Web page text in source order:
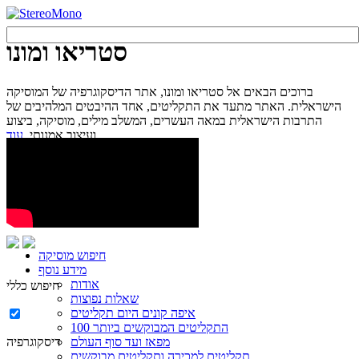
סטריאו ומונו
ברוכים הבאים אל סטריאו ומונו, אתר הדיסקוגרפיה של המוסיקה
הישראלית. האתר מתעד את התקליטים, אחד ההיבטים המלהיבים של
התרבות הישראלית במאה העשרים, המשלב מילים, מוסיקה, ביצוע
ועיצוב אמנותי.עוד...
חיפוש מוסיקה
מידע נוסף
אודות
שאלות נפוצות
איפה קונים היום תקליטים
100 התקליטים המבוקשים ביותר
מפאז ועד סוף העולם
תקליטים למכירה ותקליטים מבוקשים
חיפוש כללי
דיסקוגרפיה